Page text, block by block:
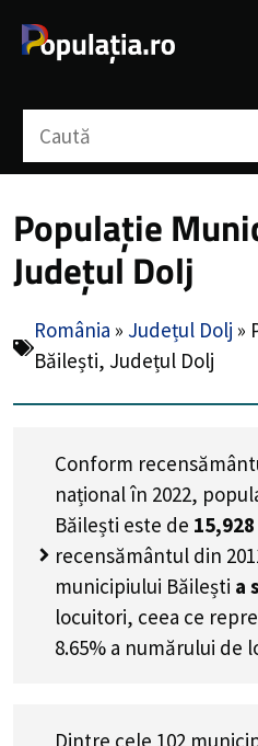
Populație
Județul Dolj
România » Județul Dolj »
Băilești, Județul Dolj
Conform
național în 2022,
Băilești este de 15,928
recensământul din
municipiului Băilești a
locuitori, ceea ce
8.65% a numărului de
Dintre cele 102